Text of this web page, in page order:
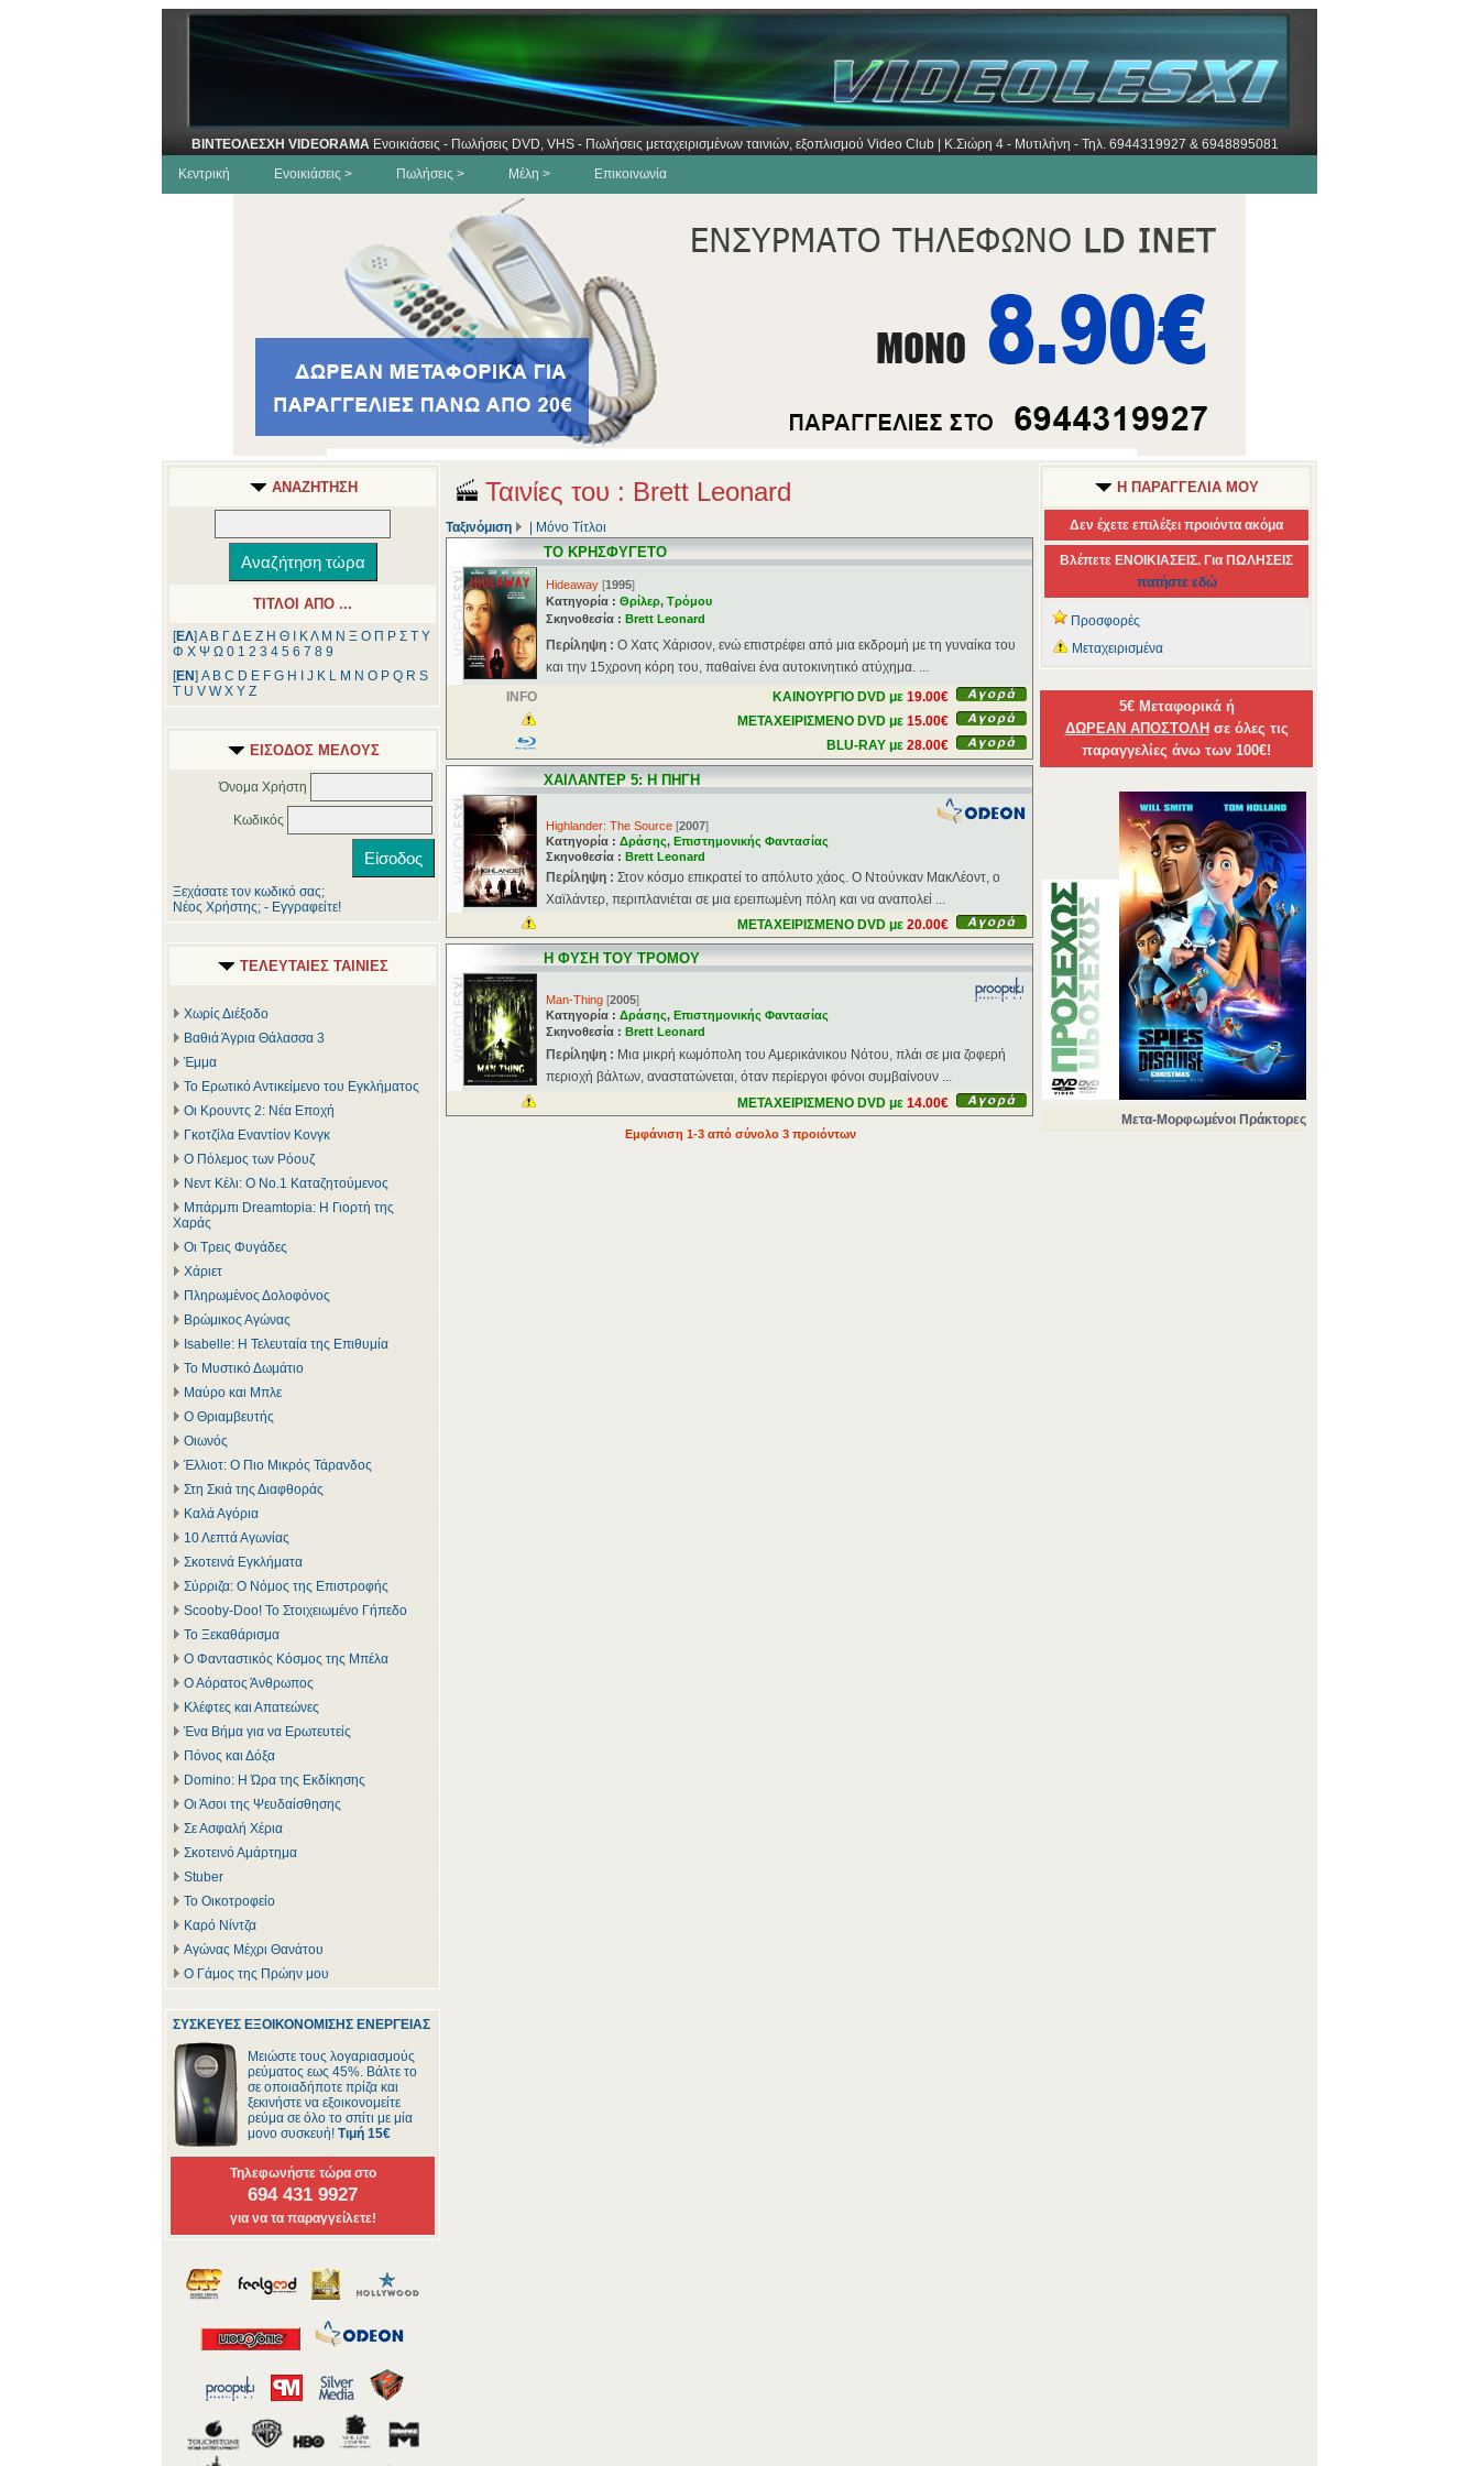
ΒΙΝΤΕΟΛΕΣΧΗ VIDEORAMA Ενοικιάσεις - Πωλήσεις DVD, VHS - Πωλήσεις μεταχειρισμένων ταινιών, εξοπλισμού Video Club | Κ.Σιώρη 4 - Μυτιλήνη - Τηλ. 6944319927 & 6948895081
Κεντρική
Ενοικιάσεις > Πωλήσεις > Μέλη > Επικοινωνία
ΑΝΑΖΗΤΗΣΗ
ΤΙΤΛΟΙ ΑΠΟ ...
[ΕΛ] Α Β ΓΔ Ε Ζ Η Θ ΚΛ Μ Ν Ξ Ο Π Ρ Σ Τ Υ
Φ Χ Ψ Ω 0 1 2 3 4 5 6 7 8 9
[ΕΝ] A B C D E F G H J K L M N O P Q R S
T U V W X Y Z
ΕΙΣΟΔΟΣ ΜΕΛΟΥΣ
Όνομα Χρήστη
Κωδικός
Ξεχάσατε τον κωδικό σας;
Νέος Χρήστης; - Εγγραφείτε!
ΤΕΛΕΥΤΑΙΕΣ ΤΑΙΝΙΕΣ
Χωρίς Διέξοδο
Βαθιά Άγρια Θάλασσα 3
Έμμα
Το Ερωτικό Αντικείμενο του Εγκλήματος
Οι Κρουντς 2: Νέα Εποχή
Γκοτζίλα Εναντίον Κονγκ
Ο Πόλεμος των Ρόουζ
Νεντ Κέλι: Ο Νο.1 Καταζητούμενος
Μπάρμπι Dreamtopia: Η Γιορτή της
Χαράς
Οι Τρεις Φυγάδες
Χάριετ
Πληρωμένος Δολοφόνος
Βρώμικος Αγώνας
Isabelle: Η Τελευταία της Επιθυμία
Το Μυστικό Δωμάτιο
Μαύρο και Μπλε
Ο Θριαμβευτής
Οιωνός
Έλλιοτ: Ο Πιο Μικρός Τάρανδος
Στη Σκιά της Διαφθοράς
Καλά Αγόρια
10 Λεπτά Αγωνίας
Σκοτεινά Εγκλήματα
Σύρριζα: Ο Νόμος της Επιστροφής
Scooby-Doo! Το Στοιχειωμένο Γήπεδο
Το Ξεκαθάρισμα
Ο Φανταστικός Κόσμος της Μπέλα
Ο Αόρατος Άνθρωπος
Κλέφτες και Απατεώνες
Ένα Βήμα για να Ερωτευτείς
Πόνος και Δόξα
Domino: Η Ώρα της Εκδίκησης
Οι Άσοι της Ψευδαίσθησης
Σε Ασφαλή Χέρια
Σκοτεινό Αμάρτημα
Stuber
Το Οικοτροφείο
Καρό Νίντζα
Αγώνας Μέχρι Θανάτου
Ο Γάμος της Πρώην μου
ΣΥΣΚΕΥΕΣ ΕΞΟΙΚΟΝΟΜΙΣΗΣ ΕΝΕΡΓΕΙΑΣ
Μειώστε τους λογαριασμούς
ρεύματος εως 45%. Βάλτε το
σε οποιαδήποτε πρίζα και
ξεκινήστε να εξοικονομείτε
ρεύμα σε όλο το σπίτι με μία
μονο συσκευή! Τιμή 15€
Τηλεφωνήστε τώρα στο
694 431 9927
για να τα παραγγείλετε!
Ταινίες του : Brett Leonard
Ταξινόμιση Μόνο Τίτλοι
ΤΟ ΚΡΗΣΦΥΓΕΤΟ
Hideaway [1995]
Κατηγορία : Θρίλερ, Τρόμου
Σκηνοθεσία : Brett Leonard
Περίληψη : Ο Χατς Χάρισον, ενώ επιστρέφει από μια εκδρομή με τη γυναίκα του
και την 15χρονη κόρη του, παθαίνει ένα αυτοκινητικό ατύχημα. ...
INFO
ΚΑΙΝΟΥΡΓΙΟ DVD με 19.00€
ΜΕΤΑΧΕΙΡΙΣΜΕΝΟ DVD με 15.00€
BLU-RAY με 28.00€
ΧΑΙΛΑΝΤΕΡ 5: Η ΠΗΓΗ
Highlander: The Source [2007]
Κατηγορία : Δράσης, Επιστημονικής Φαντασίας
Σκηνοθεσία : Brett Leonard
Περίληψη : Στον κόσμο επικρατεί το απόλυτο χάος. Ο Ντούνκαν ΜακΛέοντ, ο
Χαϊλάντερ, περιπλανιέται σε μια ερειπωμένη πόλη και να αναπολεί ...
ΜΕΤΑΧΕΙΡΙΣΜΕΝΟ DVD με 20.00€
Η ΦΥΣΗ ΤΟΥ ΤΡΟΜΟΥ
Man-Thing [2005]
Κατηγορία : Δράσης, Επιστημονικής Φαντασίας
Σκηνοθεσία : Brett Leonard
Περίληψη : Μια μικρή κωμόπολη του Αμερικάνικου Νότου, πλάι σε μια ζοφερή
περιοχή βάλτων, αναστατώνεται, όταν περίεργοι φόνοι συμβαίνουν ...
ΜΕΤΑΧΕΙΡΙΣΜΕΝΟ DVD με 14.00€
Εμφάνιση 1-3 από σύνολο 3 προιόντων
Η ΠΑΡΑΓΓΕΛΙΑ ΜΟΥ
Δεν έχετε επιλέξει προιόντα ακόμα
Βλέπετε ΕΝΟΙΚΙΑΣΕΙΣ. Για ΠΩΛΗΣΕΙΣ
πατήστε εδώ
Προσφορές
Μεταχειρισμένα
5€ Μεταφορικά ή
ΔΩΡΕΑΝ ΑΠΟΣΤΟΛΗ σε όλες τις
παραγγελίες άνω των 100€!
Μετα-Μορφωμένοι Πράκτορες